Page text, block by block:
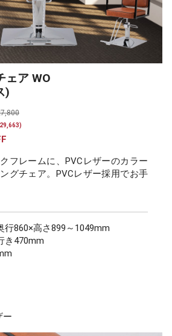
ェア WO
)
フレームに、PVCレザーのカラー
グチェア。PVCレザー採用でお手
行860×高さ899～1049mm
き470mm
ー